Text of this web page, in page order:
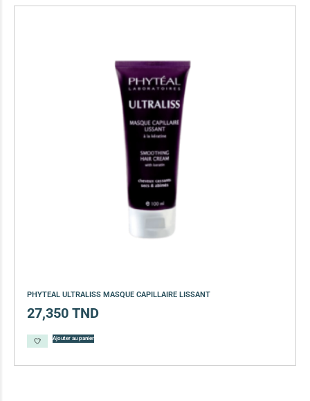
PHYTEAL ULTRALISS MASQUE CAPILLAIRE LISSANT
27,350 TND
Ajouter au panier